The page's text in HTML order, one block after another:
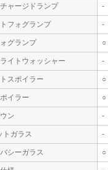
ャージドランプ -
フォグランプ -
グランプ ○
イトウォッシャー -
スポイラー ○
イラー ○
ン -
トガラス -
シーガラス ○